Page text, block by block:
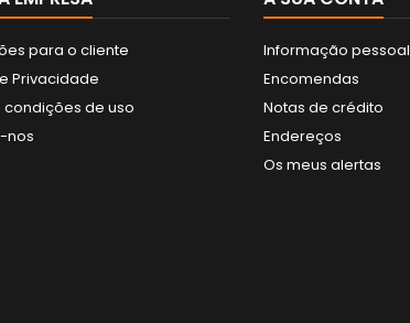
para o cliente
Privacidade
condições de uso
nos
Informação pessoal
Encomendas
Notas de crédito
Endereços
Os meus alertas